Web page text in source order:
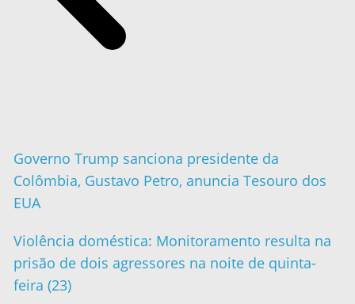
Governo Trump sanciona presidente da
Colômbia, Gustavo Petro, anuncia Tesouro dos
EUA
Violência doméstica: Monitoramento resulta na
prisão de dois agressores na noite de quinta-
feira (23)